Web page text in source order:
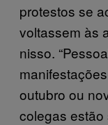
protestos se
voltassem às
nisso.
outubro ou
colegas estão